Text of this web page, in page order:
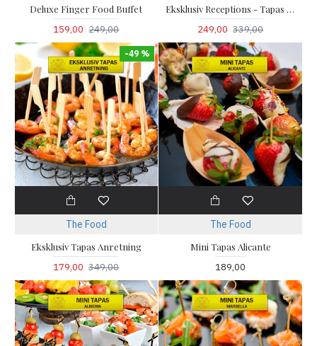
Deluxe Finger Food Buffet
159,00 249,00
Eksklusiv Receptions - Tapas menu
249,00 339,00
-49 %
The Food
Eksklusiv Tapas Anretning
179,00 349,00
The Food
Mini Tapas Alicante
189,00